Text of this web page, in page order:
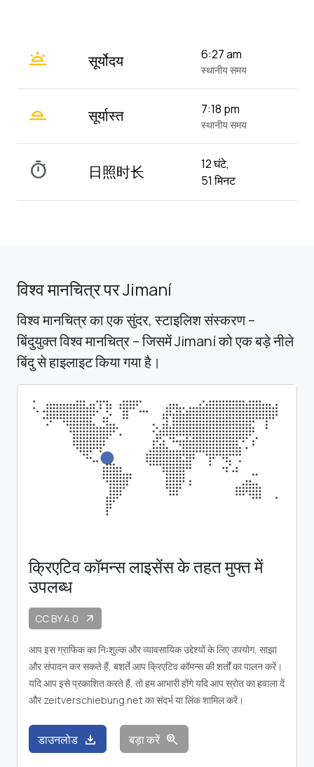
wb_twilight सूर्योदय 6:27 am
स्थानीय समय
wb_twilight_2 सूर्यास्त 7:18 pm
स्थानीय समय
timer 日照时长
12 घंटे,
51 मिनट
विश्व मानचित्र पर Jimaní
विश्व मानचित्र का एक सुंदर, स्टाइलिश संस्करण –
बिंदुयुक्त विश्व मानचित्र – जिसमें Jimaní को एक बड़े नीले
बिंदु से हाइलाइट किया गया है।
क्रिएटिव कॉमन्स लाइसेंस के तहत मुफ्त में
उपलब्ध
CC BY 4.0 arrow_outward
आप इस ग्राफिक का निःशुल्क और व्यावसायिक उद्देश्यों के लिए उपयोग, साझा
और संपादन कर सकते हैं, बशर्ते आप क्रिएटिव कॉमन्स की शर्तों का पालन करें।
यदि आप इसे प्रकाशित करते हैं, तो हम आभारी होंगे यदि आप स्रोत का हवाला दें
और zeitverschiebung.net का संदर्भ या लिंक शामिल करें।
डाउनलोड download बड़ा करें zoom_in